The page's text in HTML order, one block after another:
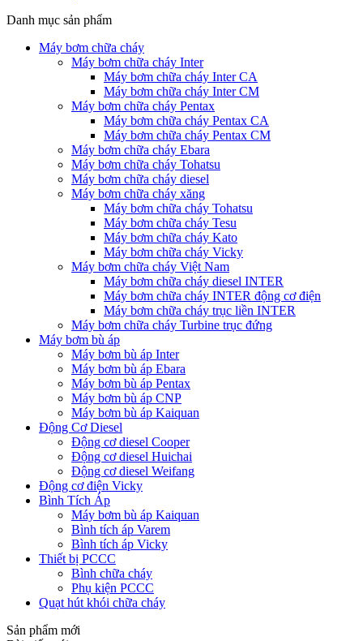
Danh mục sản phẩm
Máy bơm chữa cháy
Máy bơm chữa cháy Inter
Máy bơm chữa cháy Inter CA
Máy bơm chữa cháy Inter CM
Máy bơm chữa cháy Pentax
Máy bơm chữa cháy Pentax CA
Máy bơm chữa cháy Pentax CM
Máy bơm chữa cháy Ebara
Máy bơm chữa cháy Tohatsu
Máy bơm chữa cháy diesel
Máy bơm chữa cháy xăng
Máy bơm chữa cháy Tohatsu
Máy bơm chữa cháy Tesu
Máy bơm chữa cháy Kato
Máy bơm chữa cháy Vicky
Máy bơm chữa cháy Việt Nam
Máy bơm chữa cháy diesel INTER
Máy bơm chữa cháy INTER động cơ điện
Máy bơm chữa cháy trục liền INTER
Máy bơm chữa cháy Turbine trục đứng
Máy bơm bù áp
Máy bơm bù áp Inter
Máy bơm bù áp Ebara
Máy bơm bù áp Pentax
Máy bơm bù áp CNP
Máy bơm bù áp Kaiquan
Động Cơ Diesel
Động cơ diesel Cooper
Động cơ diesel Huichai
Động cơ diesel Weifang
Động cơ điện Vicky
Bình Tích Áp
Máy bơm bù áp Kaiquan
Bình tích áp Varem
Bình tích áp Vicky
Thiết bị PCCC
Bình chữa cháy
Phụ kiện PCCC
Quạt hút khói chữa cháy
Sản phẩm mới